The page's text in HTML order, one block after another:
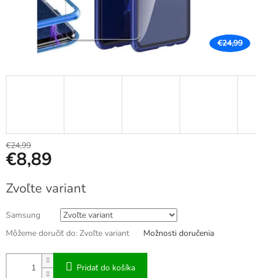
€24,99
€24,99
€8,89
cena:
Zvoľte variant
Samsung
Môžeme doručiť do: Zvoľte variant Možnosti doručenia
Pridať do košíka